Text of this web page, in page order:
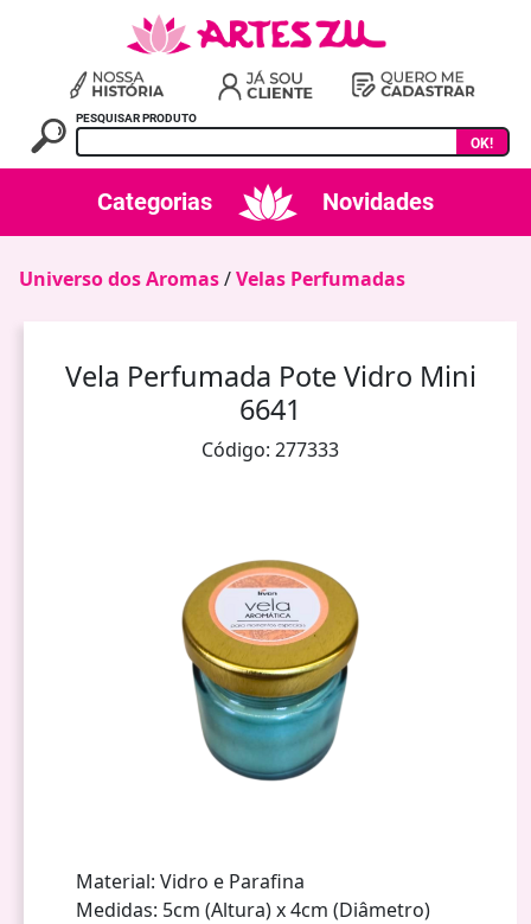
PESQUISAR PRODUTO
OK!
Categorias Novidades
Universo dos Aromas/Velas Perfumadas
Vela Perfumada Pote Vidro Mini
6641
Código: 277333
Material: Vidro e Parafina
Medidas: 5cm (Altura) x 4cm (Diâmetro)